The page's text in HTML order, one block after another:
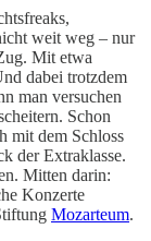
weit weg – nur
Mit etwa
dabei trotzdem
man versuchen
Schon
mit dem Schloss
der Extraklasse.
Mitten darin:
Konzerte
Mozarteum.